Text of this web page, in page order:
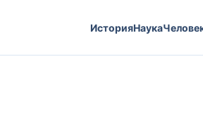
ИсторияНаука